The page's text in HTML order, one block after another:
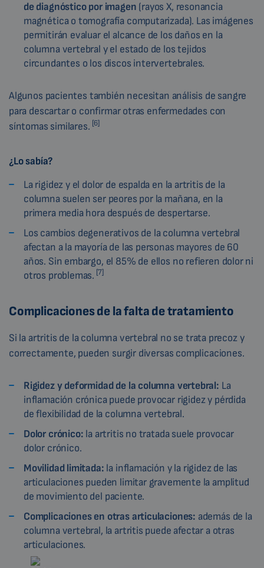
de diagnóstico por imagen (rayos X, resonancia
magnética o tomografía computarizada). Las imágenes
permitirán evaluar el alcance de los daños en la
columna vertebral y el estado de los tejidos
circundantes o los discos intervertebrales.
Algunos pacientes también necesitan análisis de sangre
para descartar o confirmar otras enfermedades con
síntomas similares. [6]
¿Lo sabía?
La rigidez y el dolor de espalda en la artritis de la
columna suelen ser peores por la mañana, en la
primera media hora después de despertarse.
Los cambios degenerativos de la columna vertebral
afectan a la mayoría de las personas mayores de 60
años. Sin embargo, el 85% de ellos no refieren dolor ni
otros problemas. [7]
Complicaciones de la falta de tratamiento
Si la artritis de la columna vertebral no se trata precoz y
correctamente, pueden surgir diversas complicaciones.
Rigidez y deformidad de la columna vertebral: La
inflamación crónica puede provocar rigidez y pérdida
de flexibilidad de la columna vertebral.
Dolor crónico: la artritis no tratada suele provocar
dolor crónico.
Movilidad limitada: la inflamación y la rigidez de las
articulaciones pueden limitar gravemente la amplitud
de movimiento del paciente.
Complicaciones en otras articulaciones: además de la
columna vertebral, la artritis puede afectar a otras
articulaciones.